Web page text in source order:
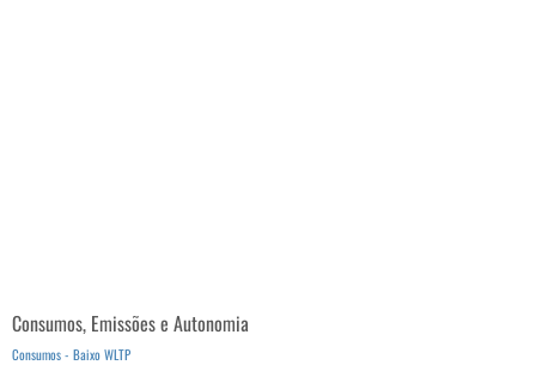
Consumos, Emissões e Autonomia
Consumos - Baixo WLTP